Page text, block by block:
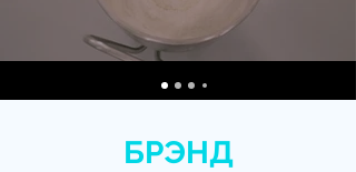
БРЭНД